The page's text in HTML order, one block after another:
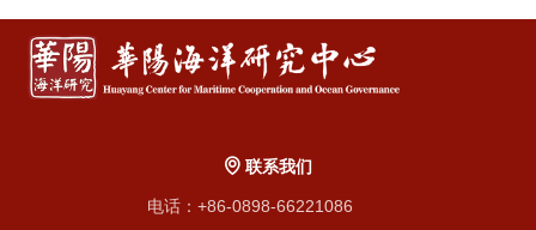
联系我们
电话：+86-0898-66221086